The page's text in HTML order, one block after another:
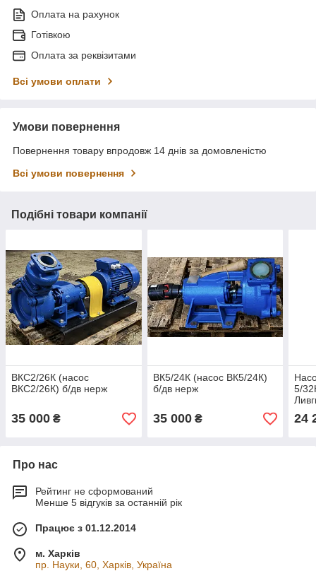
Оплата на рахунок
Готівкою
Оплата за реквізитами
Всі умови оплати
Умови повернення
Повернення товару впродовж 14 днів за домовленістю
Всі умови повернення
Подібні товари компанії
ВКС2/26К (насос
ВКС2/26К) б/дв нерж
35 000 ₴
ВК5/24К (насос ВК5/24К)
б/дв нерж
35 000₴
5/
24
Про нас
Рейтинг не сформований
Менше 5 відгуків за останній рік
Працює з 01.12.2014
м. Харків
пр. Науки, 60, Харків, Україна